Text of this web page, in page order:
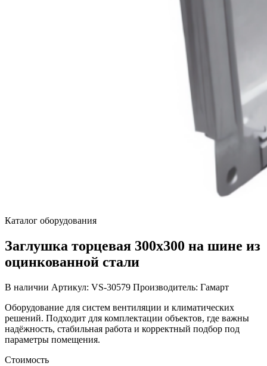
Каталог оборудования
Заглушка торцевая 300х300 на шине из
оцинкованной стали
В наличии Артикул: VS-30579 Производитель: Гамарт
Оборудование для систем вентиляции и климатических
решений. Подходит для комплектации объектов, где важны
надёжность, стабильная работа и корректный подбор под
параметры помещения.
Стоимость